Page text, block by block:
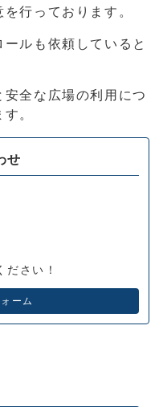
行っております。
ルも依頼していると
全な広場の利用につ
。
せ
さい！
ーム